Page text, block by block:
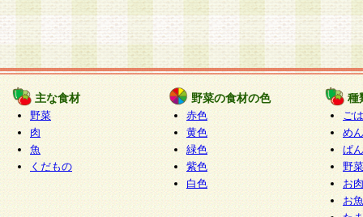
主な食材
野菜
肉
魚
くだもの
野菜の食材の色
赤色
黄色
緑色
紫色
白色
種
ご
めん
ぱん
野
お
お